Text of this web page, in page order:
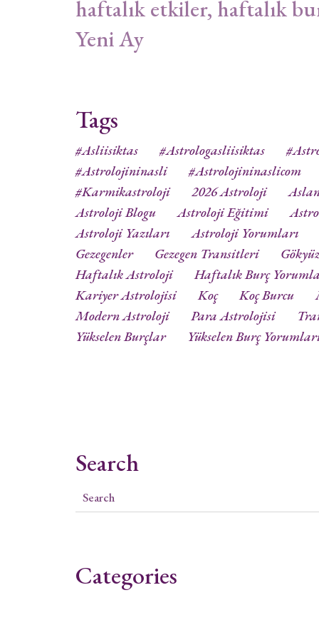
haftalık etkiler, haftalık
Yeni Ay
Tags
#asliisiktas #astrologasliisiktas
#astrolojininasli
#astrolojininaslicom
#karmikastroloji
2026 Astroloji
Astroloji Blogu
Astroloji Eğitimi
Astroloji Yazıları
Astroloji Yorumları
Gezegenler
Gezegen Transitleri
Haftalık Astroloji
Haftalık Burç
Kariyer Astrolojisi
Koç Koç Burcu
Modern Astroloji
Para Astrolojisi
Yükselen Burçlar
Yükselen Burç
Search
Categories